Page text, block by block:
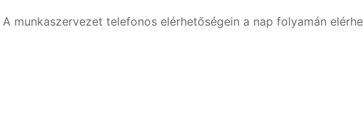
A munkaszervezet telefonos elérhetőségein a nap folyamán